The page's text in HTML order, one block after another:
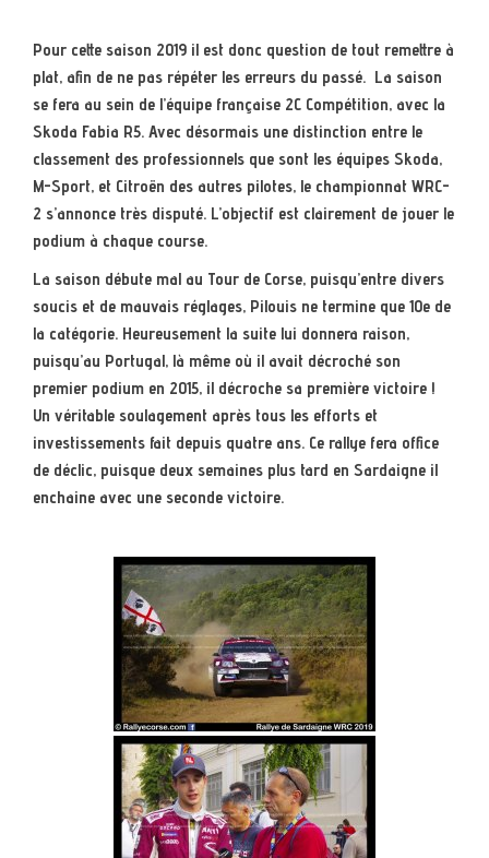
Pour cette saison 2019 il est donc question de tout remettre à
plat, afin de ne pas répéter les erreurs du passé. La saison
se fera au sein de l’équipe française 2C Compétition, avec la
Skoda Fabia R5. Avec désormais une distinction entre le
classement des professionnels que sont les équipes Skoda,
M-Sport, et Citroën des autres pilotes, le championnat WRC-
2 s’annonce très disputé. L’objectif est clairement de jouer le
podium à chaque course.
La saison débute mal au Tour de Corse, puisqu’entre divers
soucis et de mauvais réglages, Pilouis ne termine que 10e de
la catégorie. Heureusement la suite lui donnera raison,
puisqu’au Portugal, là même où il avait décroché son
premier podium en 2015, il décroche sa première victoire !
Un véritable soulagement après tous les efforts et
investissements fait depuis quatre ans. Ce rallye fera office
de déclic, puisque deux semaines plus tard en Sardaigne il
enchaine avec une seconde victoire.